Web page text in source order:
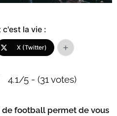
c'est la vie :
X (Twitter)
4.1/5 - (31 votes)
football permet de vous